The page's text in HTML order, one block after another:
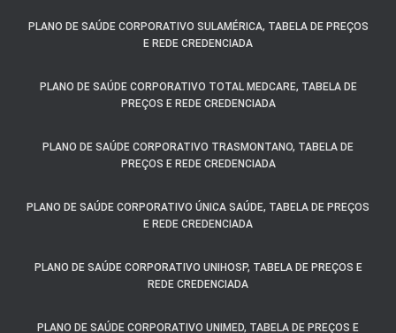
PLANO DE SAÚDE CORPORATIVO SULAMÉRICA, TABELA DE PREÇOS
E REDE CREDENCIADA
PLANO DE SAÚDE CORPORATIVO TOTAL MEDCARE, TABELA DE
PREÇOS E REDE CREDENCIADA
PLANO DE SAÚDE CORPORATIVO TRASMONTANO, TABELA DE
PREÇOS E REDE CREDENCIADA
PLANO DE SAÚDE CORPORATIVO ÚNICA SAÚDE, TABELA DE PREÇOS
E REDE CREDENCIADA
PLANO DE SAÚDE CORPORATIVO UNIHOSP, TABELA DE PREÇOS E
REDE CREDENCIADA
PLANO DE SAÚDE CORPORATIVO UNIMED, TABELA DE PREÇOS E